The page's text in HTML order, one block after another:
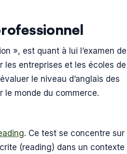
», est quant à lui l’examen de
les entreprises et les écoles de
le niveau d’anglais des
le monde du commerce.
. Ce test se concentre sur
(reading) dans un contexte